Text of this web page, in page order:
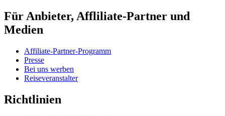
Für Anbieter, Affliliate-Partner und
Medien
Affiliate-Partner-Programm
Presse
Bei uns werben
Reiseveranstalter
Richtlinien